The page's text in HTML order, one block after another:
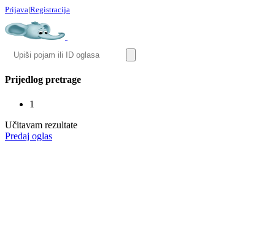
Prijava|Registracija
Prijedlog pretrage
1
Učitavam rezultate
Predaj oglas